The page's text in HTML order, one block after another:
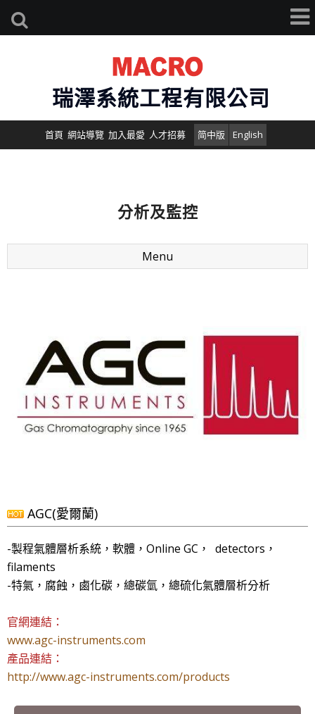
瑞澤系統工程有限公司
首頁 網站導覽 加入最愛 人才招募 简中版 English
分析及監控
Menu
AGC(愛爾蘭)
-製程氣體層析系統，軟體，Online GC， detectors，
filaments
-特氣，腐蝕，鹵化碳，總碳氫，總硫化氣體層析分析
官網連結：
www.agc-instruments.com
產品連結：
http://www.agc-instruments.com/products